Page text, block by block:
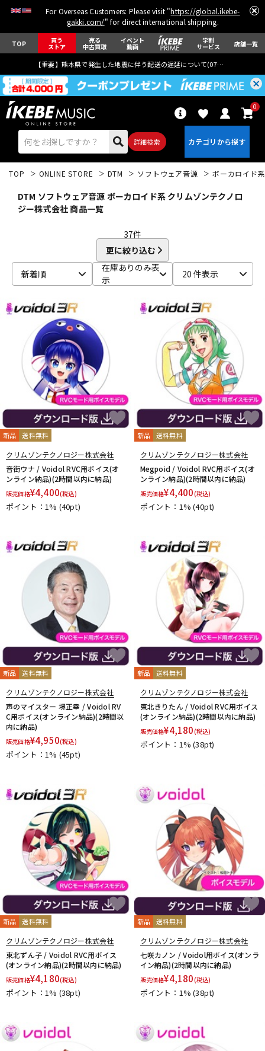
For Overseas Customers: Please visit "https://global.ikebe-
gakki.com/" for direct international shipping.
TOP 買う
ストア
売る
中古買取
イベント
動画
学割
サービス 店舗一覧
【重要】熊本県で発生した地震に伴う配送の遅延について(07月29日
詳細検索
0
ベース ウクレレ
ドラム パーカッション
キーボード 電子ピアノ
管楽器 その他楽器
アンプ エフェクター
DJ機器 DTM
DTM オンライン納品 レコーディング機器
配信/ライブ機器 楽器アクセサリ
中古 ヴィンテージ
TOP ONLINE STORE DTM ソフトウェア音源 ボーカロイド系
DTM ソフトウェア音源 ボーカロイド系 クリムゾンテクノロ
ジー株式会社 商品一覧
37件
更に絞り込む
新着順
在庫ありのみ表
示
20 件表示
新品 送料無料
クリムゾンテクノロジー株式会社
音街ウナ / Voidol RVC用ボイス(オ
ンライン納品)(2時間以内に納品)
販売価格¥4,400(税込)
ポイント：1% (40pt)
新品 送料無料
クリムゾンテクノロジー株式会社
Megpoid / Voidol RVC用ボイス(オ
ンライン納品)(2時間以内に納品)
販売価格¥4,400(税込)
ポイント：1%(40pt)
新品 送料無料
クリムゾンテクノロジー株式会社
声のマイスター 堺正幸 / Voidol RV
C用ボイス(オンライン納品)(2時間以
内に納品)
販売価格¥4,950(税込)
ポイント：1% (45pt)
新品 送料無料
クリムゾンテクノロジー株式会社
東北きりたん / Voidol RVC用ボイス
(オンライン納品)(2時間以内に納品)
販売価格¥4,180(税込)
ポイント：1%(38pt)
新品 送料無料
クリムゾンテクノロジー株式会社
東北ずん子 / Voidol RVC用ボイス
(オンライン納品)(2時間以内に納品)
販売価格¥4,180(税込)
ポイント：1% (38pt)
新品 送料無料
クリムゾンテクノロジー株式会社
七咲カノン / Voidol用ボイス(オンラ
イン納品)(2時間以内に納品)
販売価格¥4,180(税込)
ポイント：1%(38pt)